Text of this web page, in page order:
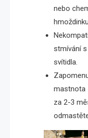
nebo
stmívání
svítidla.
mastnota
za 2-3